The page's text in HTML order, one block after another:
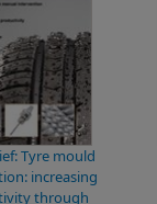
Tyre mould
increasing
through